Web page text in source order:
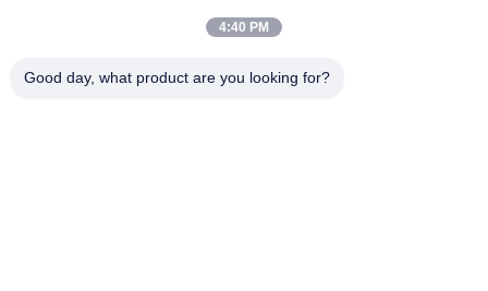
ProdottiContattaci
La nostra newsletter
4:40 PM
Good day, what product are you looking for?